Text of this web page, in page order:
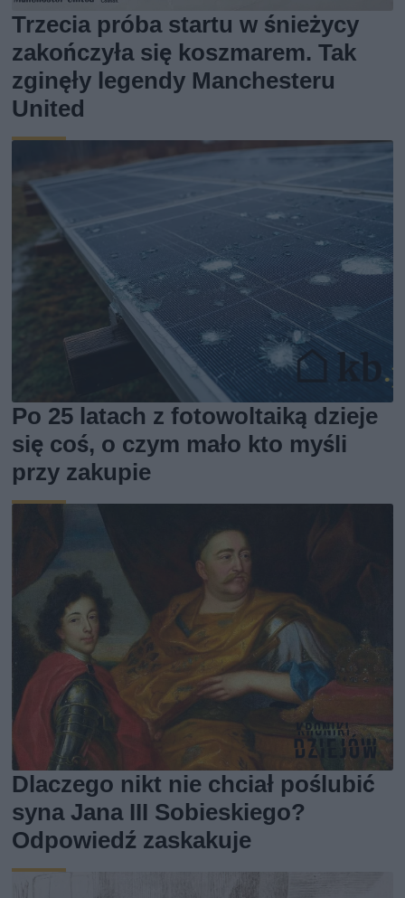
Trzecia próba startu w śnieżycy
zakończyła się koszmarem. Tak
zginęły legendy Manchesteru
United
Po 25 latach z fotowoltaiką dzieje
się coś, o czym mało kto myśli
przy zakupie
Dlaczego nikt nie chciał poślubić
syna Jana III Sobieskiego?
Odpowiedź zaskakuje